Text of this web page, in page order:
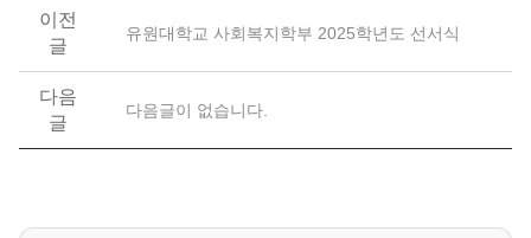
이전
글
유원대학교 사회복지학부 2025학년도 선서식
다음
글
다음글이 없습니다.